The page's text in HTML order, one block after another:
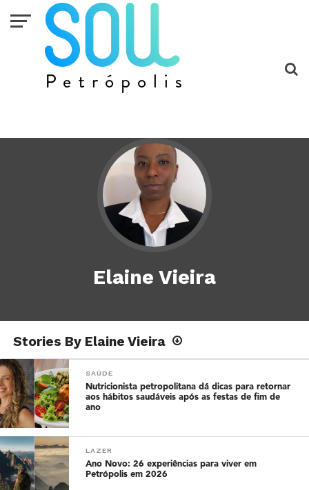
Elaine Vieira
Stories By Elaine Vieira
SAÚDE
Nutricionista petropolitana dá dicas para retornar
aos hábitos saudáveis após as festas de fim de
ano
LAZER
Ano Novo: 26 experiências para viver em
Petrópolis em 2026